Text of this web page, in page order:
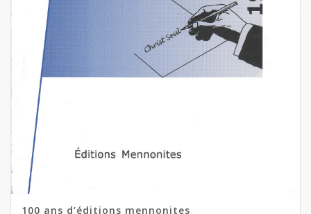
100 ans d’éditions mennonites